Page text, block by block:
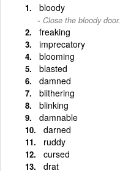
bloody
Close the bloody door.
freaking
imprecatory
blooming
blasted
damned
blithering
blinking
damnable
darned
ruddy
cursed
drat